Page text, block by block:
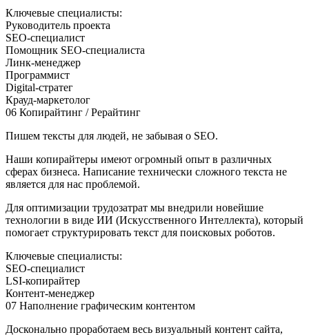
Ключевые специалисты:
Руководитель проекта
SEO-специалист
Помощник SEO-специалиста
Линк-менеджер
Программист
Digital-стратег
Крауд-маркетолог
06 Копирайтинг / Рерайтинг
Пишем тексты для людей, не забывая о SEO.
Наши копирайтеры имеют огромный опыт в различных
сферах бизнеса. Написание технически сложного текста не
является для нас проблемой.
Для оптимизации трудозатрат мы внедрили новейшие
технологии в виде ИИ (Искусственного Интеллекта), который
помогает структурировать текст для поисковых роботов.
Ключевые специалисты:
SEO-специалист
LSI-копирайтер
Контент-менеджер
07 Наполнение графическим контентом
Досконально проработаем весь визуальный контент сайта,